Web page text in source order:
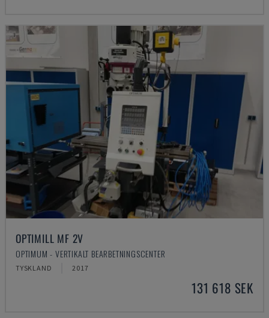
OPTIMILL MF 2V
OPTIMUM - VERTIKALT BEARBETNINGSCENTER
TYSKLAND 2017
131 618 SEK